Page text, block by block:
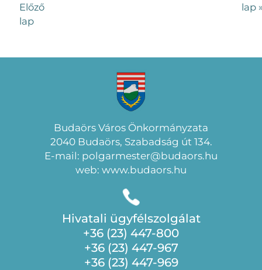
Előző
lap
lap
Budaörs Város Önkormányzata
2040 Budaörs, Szabadság út 134.
E-mail: polgarmester@budaors.hu
web: www.budaors.hu
Hivatali ügyfélszolgálat
+36 (23) 447-800
+36 (23) 447-967
+36 (23) 447-969